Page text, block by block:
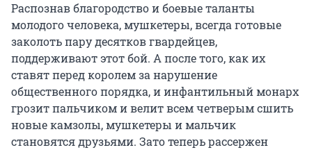
Распознав благородство и боевые таланты
молодого человека, мушкетеры, всегда готовые
заколоть пару десятков гвардейцев,
поддерживают этот бой. А после того, как их
ставят перед королем за нарушение
общественного порядка, и инфантильный монарх
грозит пальчиком и велит всем четверым сшить
новые камзолы, мушкетеры и мальчик
становятся друзьями. Зато теперь рассержен